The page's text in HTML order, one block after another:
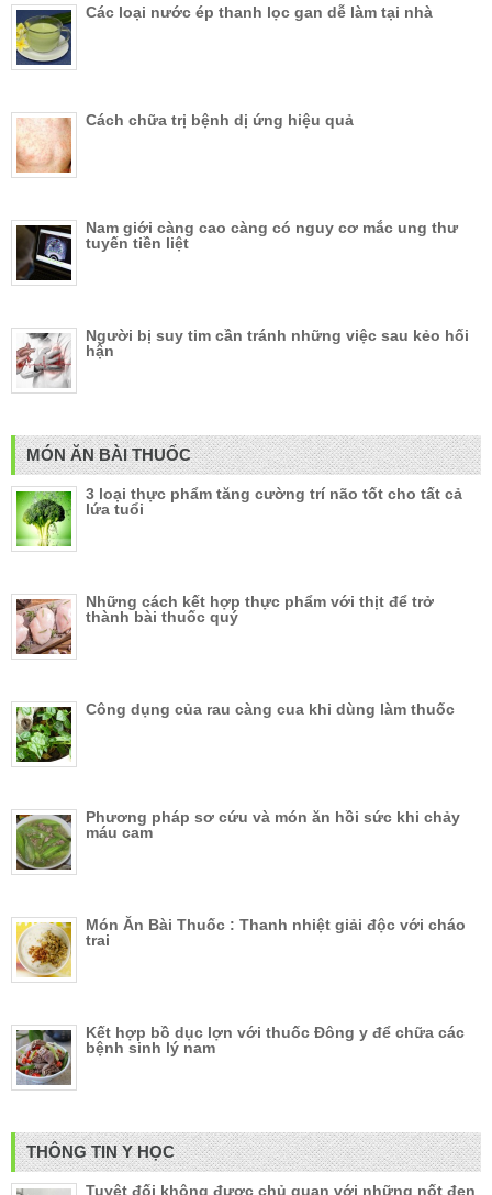
Các loại nước ép thanh lọc gan dễ làm tại nhà
Cách chữa trị bệnh dị ứng hiệu quả
Nam giới càng cao càng có nguy cơ mắc ung thư
tuyến tiền liệt
Người bị suy tim cần tránh những việc sau kẻo hối
hận
MÓN ĂN BÀI THUỐC
3 loại thực phẩm tăng cường trí não tốt cho tất cả
lứa tuổi
Những cách kết hợp thực phẩm với thịt để trở
thành bài thuốc quý
Công dụng của rau càng cua khi dùng làm thuốc
Phương pháp sơ cứu và món ăn hồi sức khi chảy
máu cam
Món Ăn Bài Thuốc : Thanh nhiệt giải độc với cháo
trai
Kết hợp bồ dục lợn với thuốc Đông y để chữa các
bệnh sinh lý nam
THÔNG TIN Y HỌC
Tuyệt đối không được chủ quan với những nốt đen